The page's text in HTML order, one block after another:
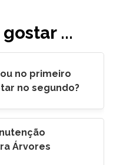
...
no primeiro
no segundo?
Árvores